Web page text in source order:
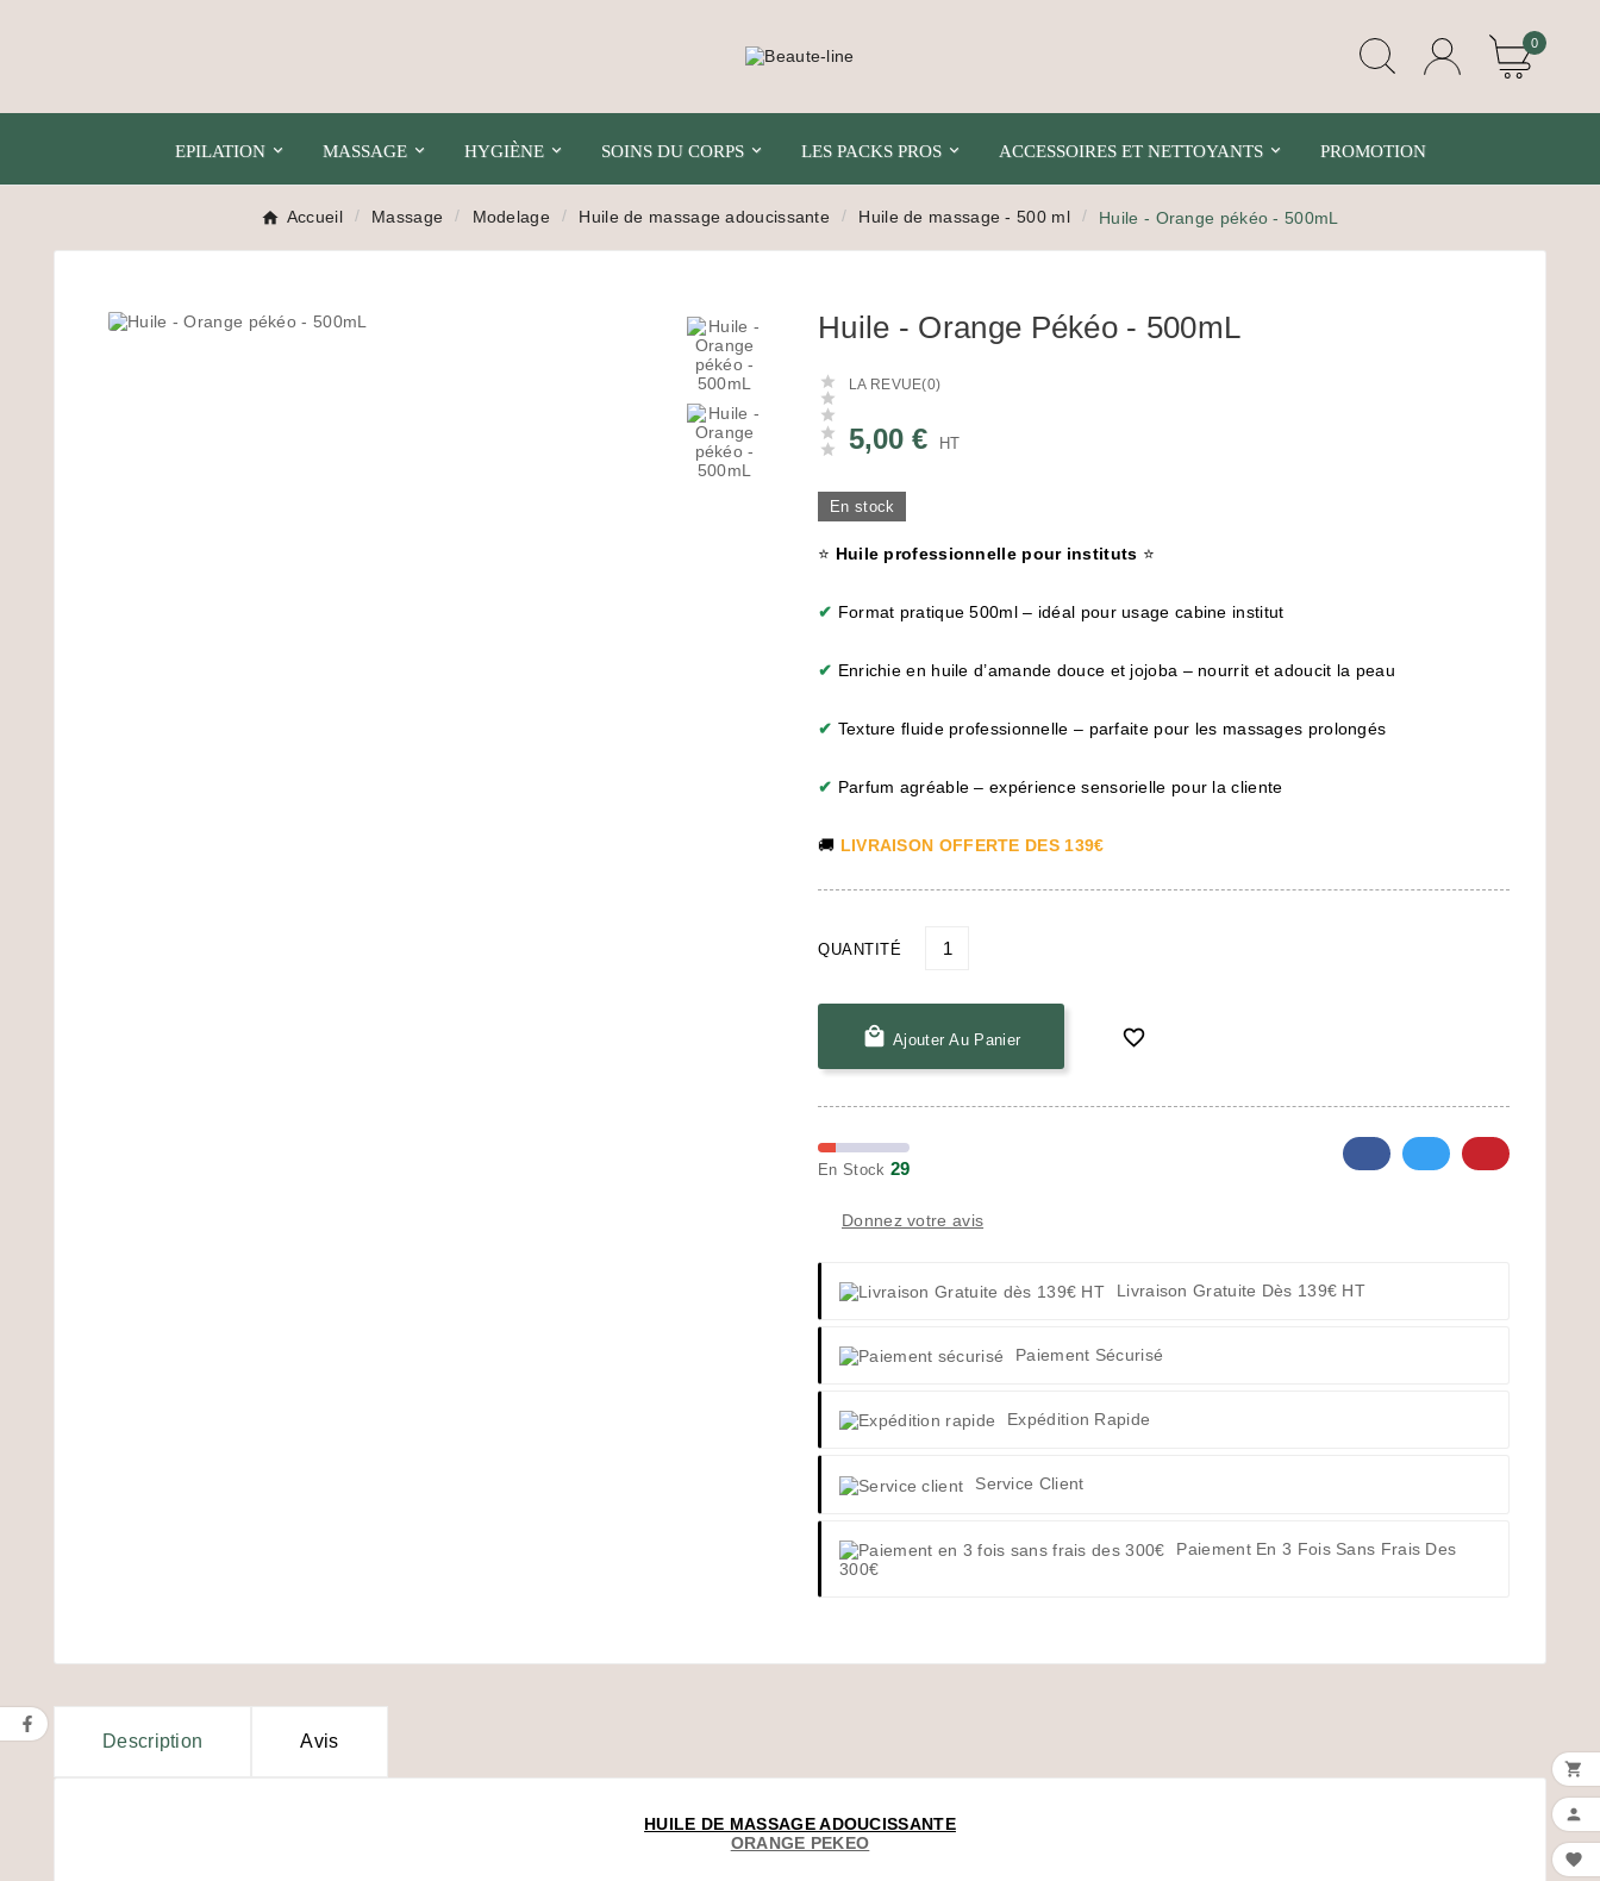
0
EPILATION MASSAGE HYGIÈNE SOINS DU CORPS LES PACKS PROS ACCESSOIRES ET NETTOYANTS PROMOTION
Accueil Massage Modelage Huile de massage adoucissante Huile de massage - 500 ml Huile - Orange pékéo - 500mL
Huile - Orange Pékéo - 500mL





LA REVUE(0)
5,00 € HT
En stock
⭐ Huile professionnelle pour instituts ⭐
✔ Format pratique 500ml – idéal pour usage cabine institut
✔ Enrichie en huile d’amande douce et jojoba – nourrit et adoucit la peau
✔ Texture fluide professionnelle – parfaite pour les massages prolongés
✔ Parfum agréable – expérience sensorielle pour la cliente
🚚 LIVRAISON OFFERTE DES 139€
QUANTITÉ
 Ajouter Au Panier 
En Stock 29
Donnez votre avis
Livraison Gratuite Dès 139€ HT
Paiement Sécurisé
Expédition Rapide
Service Client
Paiement En 3 Fois Sans Frais Des
300€
Description Avis
HUILE DE MASSAGE ADOUCISSANTE
ORANGE PEKEO


